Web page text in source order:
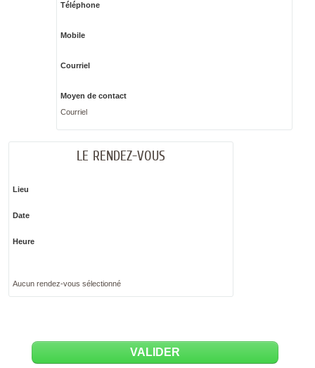
Téléphone
Mobile
Courriel
Moyen de contact
Courriel
LE RENDEZ-VOUS
Lieu
Date
Heure
Aucun rendez-vous sélectionné
VALIDER